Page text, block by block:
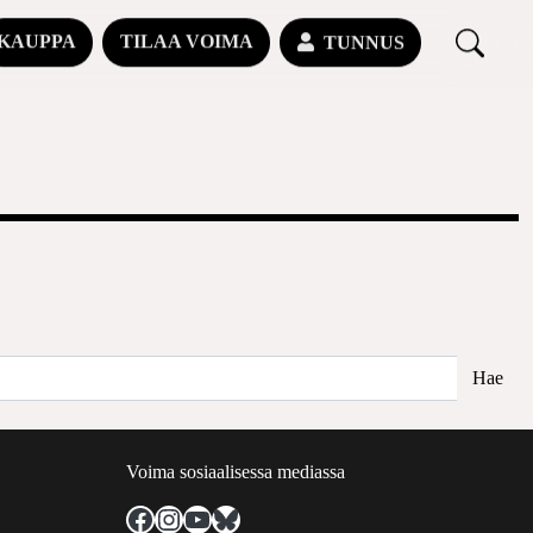
TILAA VOIMA TUNNUS
Voima sosiaalisessa mediassa
Facebook
Instagram
YouTube
Bluesky